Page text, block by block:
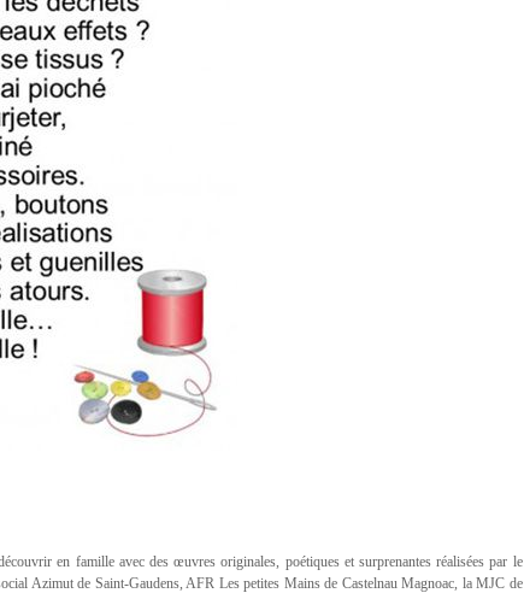
en famille avec des œuvres originales, poétiques et surprenantes réalisées par le
Azimut de Saint-Gaudens, AFR Les petites Mains de Castelnau Magnoac, la MJC de